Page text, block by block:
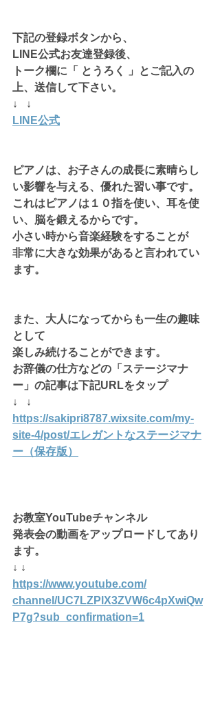
下記の登録ボタンから、
LINE公式お友達登録後、
トーク欄に「 とうろく 」とご記入の
上、送信して下さい。
↓   ↓
LINE公式
ピアノは、お子さんの成長に素晴らし
い影響を与える、優れた習い事です。
これはピアノは１０指を使い、耳を使
い、脳を鍛えるからです。
小さい時から音楽経験をすることが
非常に大きな効果があると言われてい
ます。
また、大人になってからも一生の趣味
として
楽しみ続けることができます。
お辞儀の仕方などの「ステージマナ
ー」の記事は下記URLをタップ
↓   ↓
https://sakipri8787.wixsite.com/my-
site-4/post/エレガントなステージマナ
ー（保存版）
お教室YouTubeチャンネル
発表会の動画をアップロードしてあり
ます。
↓ ↓
https://www.youtube.com/
channel/UC7LZPlX3ZVW6c4pXwiQw
P7g?sub_confirmation=1